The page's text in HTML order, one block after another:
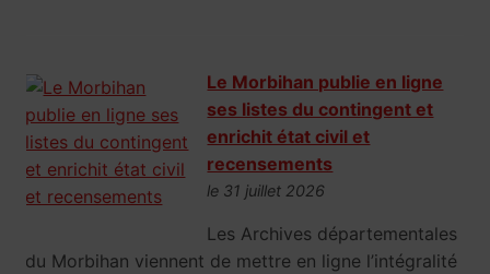
Le Morbihan publie en ligne
ses listes du contingent et
enrichit état civil et
recensements
le 31 juillet 2026
Les Archives départementales
du Morbihan viennent de mettre en ligne l’intégralité